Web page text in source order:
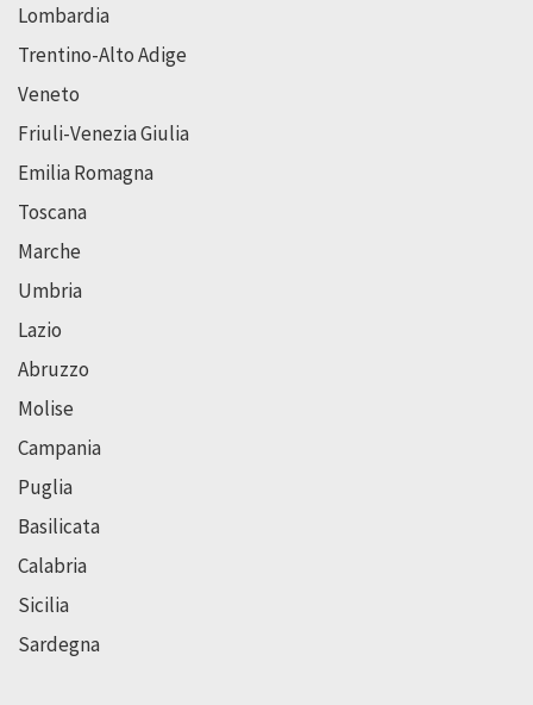
Lombardia
Trentino-Alto Adige
Veneto
Friuli-Venezia Giulia
Emilia Romagna
Toscana
Marche
Umbria
Lazio
Abruzzo
Molise
Campania
Puglia
Basilicata
Calabria
Sicilia
Sardegna